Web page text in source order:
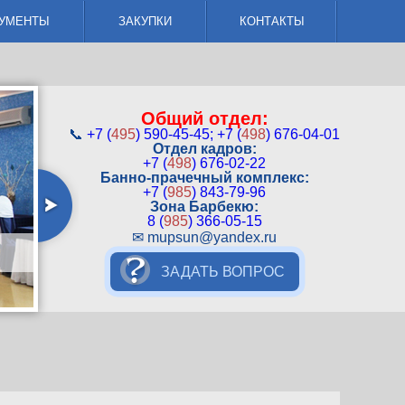
ЗАКУПКИ КОНТАКТЫ
ЗОНА БАРБЕКЮ
Общий отдел:
📞 +7 (495) 590-45-45; +7 (498) 676-04-01
Отдел кадров:
+7 (498) 676-02-22
Банно-прачечный комплекс:
+7 (985) 843-79-96
Зона Барбекю:
8 (985) 366-05-15
✉ mupsun@yandex.ru
ЗАДАТЬ ВОПРОС